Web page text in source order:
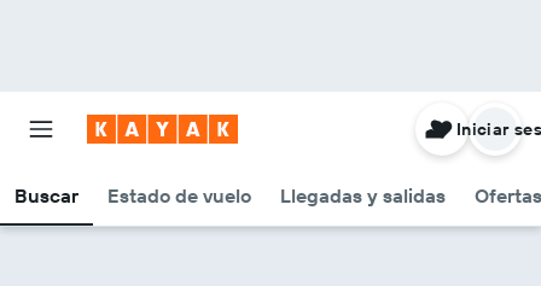
Buscar Estado de vuelo Llegadas y salidas Ofertas
Iniciar